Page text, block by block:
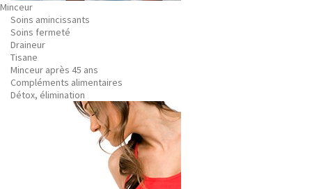
Minceur
Soins amincissants
Soins fermeté
Draineur
Tisane
Minceur après 45 ans
Compléments alimentaires
Détox, élimination